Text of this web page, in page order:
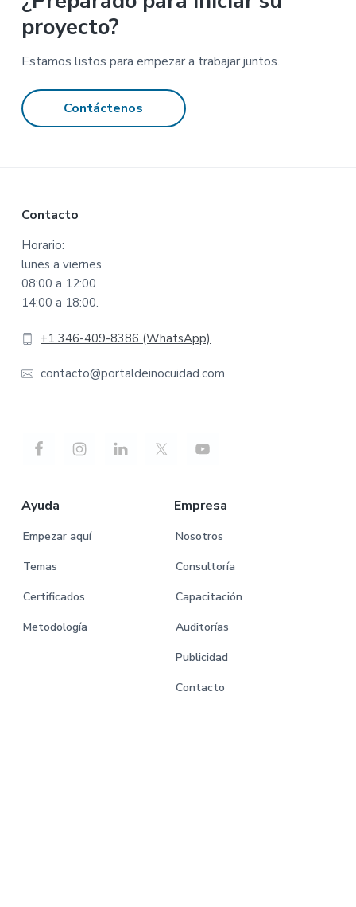
proyecto?
Estamos listos para empezar a trabajar juntos.
Contáctenos
Footer
Contacto
Horario:
lunes a viernes
08:00 a 12:00
14:00 a 18:00.
+1 346-409-8386 (WhatsApp)
contacto@portaldeinocuidad.com
Ayuda
Empezar aquí
Temas
Certificados
Metodología
Empresa
Nosotros
Consultoría
Capacitación
Auditorías
Publicidad
Contacto